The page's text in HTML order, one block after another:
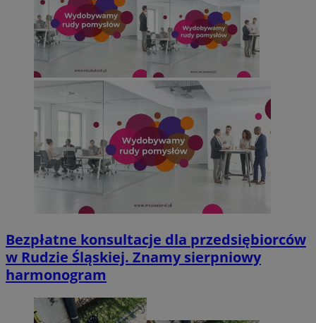
Bezpłatne konsultacje dla przedsiębiorców
w Rudzie Śląskiej. Znamy sierpniowy
harmonogram